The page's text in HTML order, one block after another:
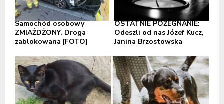
Samochód osobowy
ZMIAŻDŻONY. Droga
zablokowana [FOTO]
OSTATNIE POŻEGNANIE:
Odeszli od nas Józef Kucz,
Janina Brzostowska